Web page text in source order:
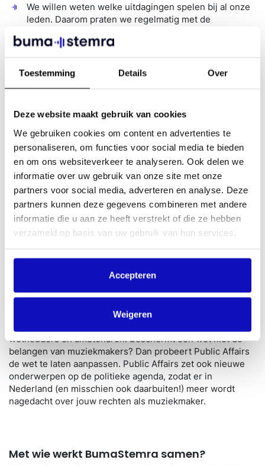
Toestemming Details Over
Deze website maakt gebruik van cookies
We gebruiken cookies om content en advertenties te
personaliseren, om functies voor social media te bieden
en om ons websiteverkeer te analyseren. Ook delen we
informatie over uw gebruik van onze site met onze
partners voor social media, adverteren en analyse. Deze
partners kunnen deze gegevens combineren met andere
informatie die u aan ze heeft verstrekt of die ze hebben
verzameld op basis van uw gebruik van hun services.
Accepteren
Weigeren
We willen weten welke uitdagingen spelen bij al onze
leden. Daarom praten we regelmatig met de
tekstschrijvers en uitgevers
muziekmakers die bij ons zijn aangesloten
Onze afdeling ‘Public Affairs’ zet de rechten van
We werken samen met andere partijen binnen de
muzieksector, om onze politieke positie sterk te
houden
Zo komen jouw belangen op de politieke
agenda
Het regelen van jouw auteursrecht is nu belangrijker dan
belangrijk zijn voor jou als muziekmaker. We denken
bijvoorbeeld mee over nieuwe wetten om jouw
wethouders en ambtenaren. Beschermt een wet niet de
belangen van muziekmakers? Dan probeert Public Affairs
de wet te laten aanpassen. Public Affairs zet ook nieuwe
onderwerpen op de politieke agenda, zodat er in
Nederland (en misschien ook daarbuiten!) meer wordt
nagedacht over jouw rechten als muziekmaker.
Met wie werkt BumaStemra samen?